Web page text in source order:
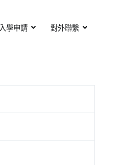
入學申請 對外聯繫